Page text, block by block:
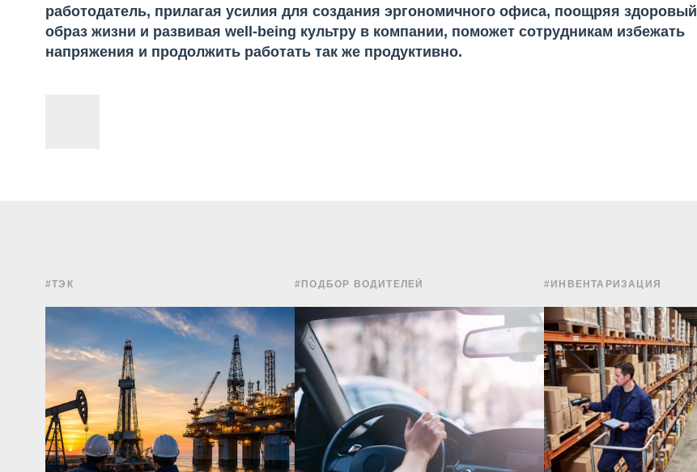
работодатель, прилагая усилия для создания эргономичного офиса, поощряя здоровый
образ жизни и развивая well-being культру в компании, поможет сотрудникам избежать
напряжения и продолжить работать так же продуктивно.
#ТЭК #ПОДБОР ВОДИТЕЛЕЙ #ИНВЕНТАРИЗАЦИЯ